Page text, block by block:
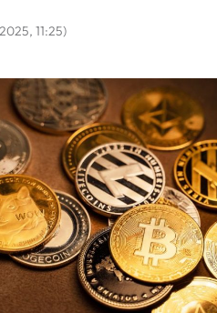
11:25)